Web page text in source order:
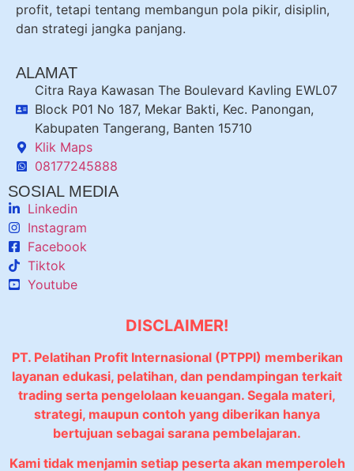
profit, tetapi tentang membangun pola pikir, disiplin,
dan strategi jangka panjang.
ALAMAT
Citra Raya Kawasan The Boulevard Kavling EWL07
Block P01 No 187, Mekar Bakti, Kec. Panongan,
Kabupaten Tangerang, Banten 15710
Klik Maps
08177245888
SOSIAL MEDIA
Linkedin
Instagram
Facebook
Tiktok
Youtube
DISCLAIMER!
PT. Pelatihan Profit Internasional (PTPPI) memberikan
layanan edukasi, pelatihan, dan pendampingan terkait
trading serta pengelolaan keuangan. Segala materi,
strategi, maupun contoh yang diberikan hanya
bertujuan sebagai sarana pembelajaran.
Kami tidak menjamin setiap peserta akan memperoleh